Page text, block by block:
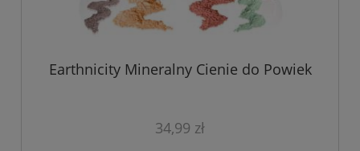
Earthnicity Mineralny Cienie do Powiek
34,99 zł